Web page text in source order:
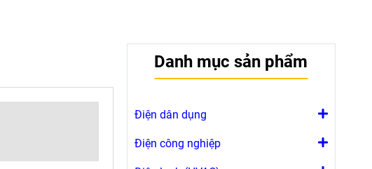
Danh mục sản phẩm
Điện dân dụng
Điện công nghiệp